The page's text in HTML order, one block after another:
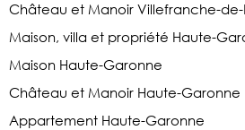
Château et Manoir Villefranche-de-
Maison, villa et propriété Haute-
Maison Haute-Garonne
Château et Manoir Haute-Garonne
Appartement Haute-Garonne